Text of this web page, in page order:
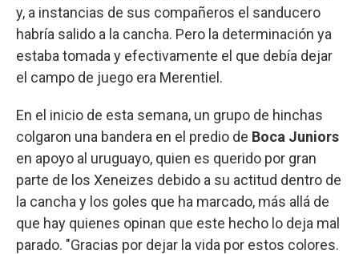
y, a instancias de sus compañeros el sanducero
habría salido a la cancha. Pero la determinación ya
estaba tomada y efectivamente el que debía dejar
el campo de juego era Merentiel.
En el inicio de esta semana, un grupo de hinchas
colgaron una bandera en el predio de Boca Juniors
en apoyo al uruguayo, quien es querido por gran
parte de los Xeneizes debido a su actitud dentro de
la cancha y los goles que ha marcado, más allá de
que hay quienes opinan que este hecho lo deja mal
parado. "Gracias por dejar la vida por estos colores.